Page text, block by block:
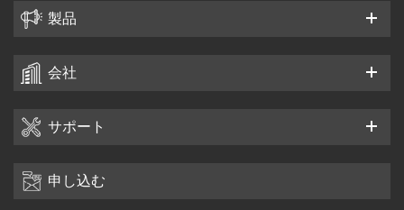
製品
会社
サポート
申し込む